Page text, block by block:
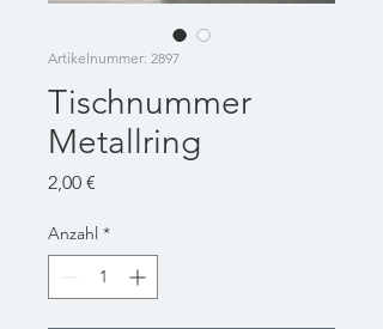
Artikelnummer: 2897
Tischnummer
Metallring
2,00 €
Anzahl *